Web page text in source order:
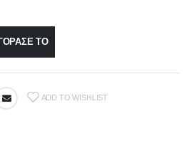
ΤΟ
ADD TO WISHLIST